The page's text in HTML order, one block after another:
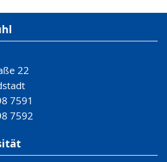
22
7591
7592